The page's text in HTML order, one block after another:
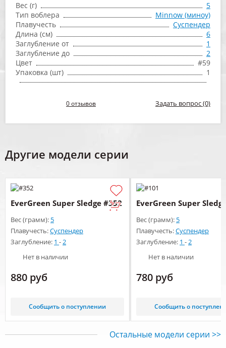
Вес (г)
5
Тип воблера
Minnow (миноу)
Плавучесть
Суспендер
Длина (см)
6
Заглубление от
1
Заглубление до
2
Цвет
#59
Упаковка (шт)
1
0 отзывов Задать вопрос (0)
Другие модели серии
EverGreen Super Sledge #352
Вес (грамм): 5
Плавучесть:Суспендер
Заглубление: 1 -2
Нет в наличии
880 руб
Сообщить о поступлении
EverGreen Super
Вес (грамм): 5
Плавучесть:Суспендер
Заглубление: 1 -2
Нет в наличии
780 руб
Сообщить о
Остальные модели серии >>